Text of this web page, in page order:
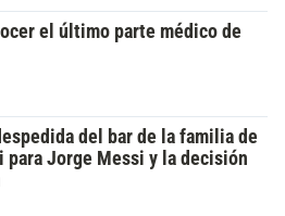
el último parte médico de
del bar de la familia de
para Jorge Messi y la decisión